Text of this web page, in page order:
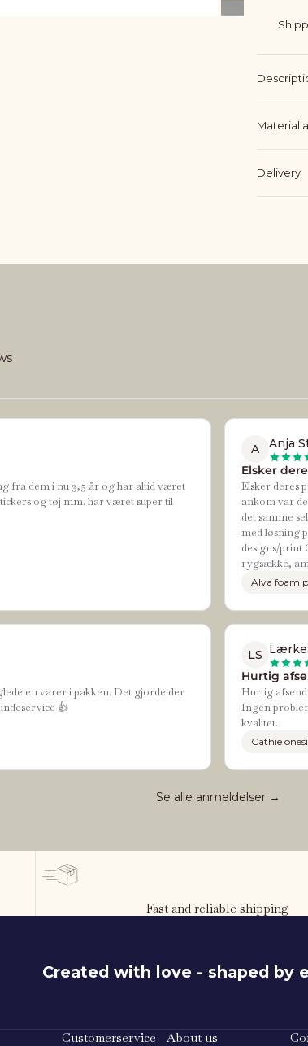
Material
Delivery
fra dem i nu 3,5 år og har altid været
og tøj mm. har været super til
A
Anja
Elsker
Elsker deres
ankom var
det samme
med løsning
designs/print
rygsække,
Alva foam
en varer i pakken. Det gjorde der
👍
LS Lærke
Hurtig
Hurtig
Ingen
kvalitet.
Cathie
Se alle anmeldelser →
Fast and reliable shipping
Created with love - shaped by
Customerservice About us